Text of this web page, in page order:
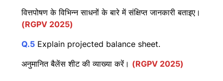
वित्तपोषण के विभिन्न साधनों के बारे में संक्षिप्त जानकारी बताइए।
(RGPV 2025)
Q.5 Explain projected balance sheet.
अनुमानित बैलेंस शीट की व्याख्या करें। (RGPV 2025)